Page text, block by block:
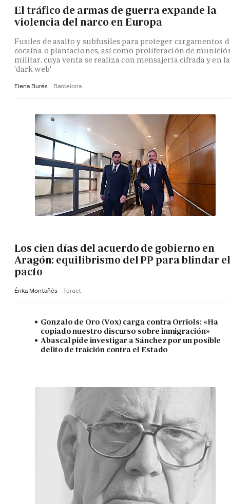
El tráfico de armas de guerra expande la
violencia del narco en Europa
Fusiles de asalto y subfusiles para proteger cargamentos
cocaína o plantaciones, así como proliferación de
militar, cuya venta se realiza con mensajería cifrada y en la
'dark web'
Elena Burés Barcelona
Los cien días del acuerdo de gobierno en
Aragón: equilibrismo del PP para blindar el
pacto
Érika Montañés Teruel
Gonzalo de Oro (Vox) carga contra Orriols: «Ha
copiado nuestro discurso sobre inmigración»
Abascal pide investigar a Sánchez por un posible
delito de traición contra el Estado